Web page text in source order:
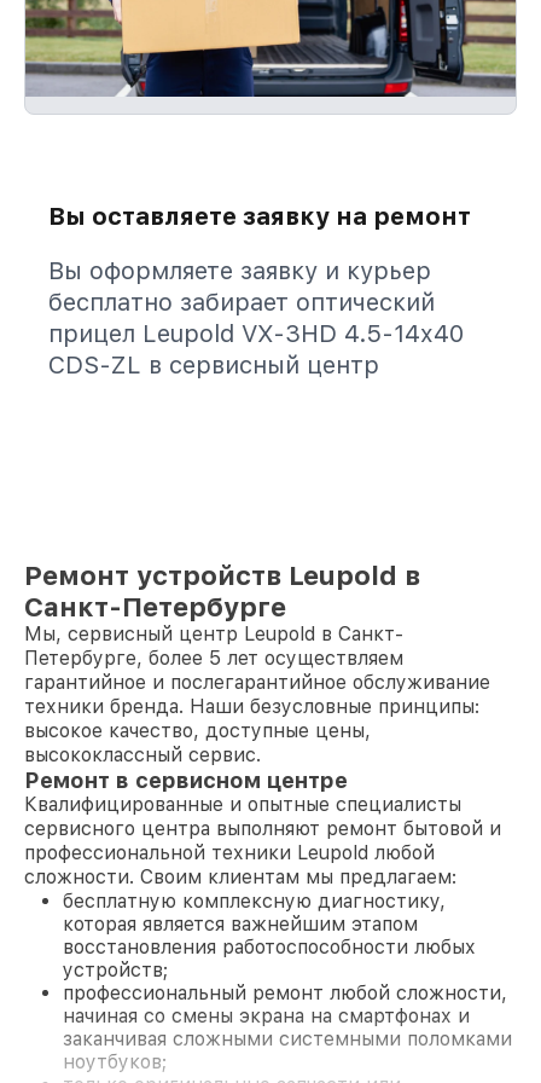
Вы оставляете заявку на ремонт
Вы оформляете заявку и курьер
бесплатно забирает оптический
прицел Leupold VX-3HD 4.5-14x40
CDS-ZL в сервисный центр
Ремонт устройств Leupold в
Санкт-Петербурге
Мы, сервисный центр Leupold в Санкт-
Петербурге, более 5 лет осуществляем
гарантийное и послегарантийное обслуживание
техники бренда. Наши безусловные принципы:
высокое качество, доступные цены,
высококлассный сервис.
Ремонт в сервисном центре
Квалифицированные и опытные специалисты
сервисного центра выполняют ремонт бытовой и
профессиональной техники Leupold любой
сложности. Своим клиентам мы предлагаем:
бесплатную комплексную диагностику,
которая является важнейшим этапом
восстановления работоспособности любых
устройств;
профессиональный ремонт любой сложности,
начиная со смены экрана на смартфонах и
заканчивая сложными системными поломками
ноутбуков;